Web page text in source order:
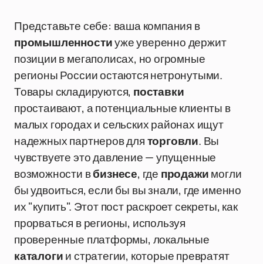
Представьте себе: ваша компания в
промышленностиуже уверенно держит
позиции в мегаполисах, но огромные
регионы России остаются нетронутыми.
Товары складируются, поставки
простаивают, а потенциальные клиенты в
малых городах и сельских районах ищут
надежных партнеров дляторговли. Вы
чувствуете это давление — упущенные
возможности вбизнесе, где продажимогли
бы удвоиться, если бы вы знали, где именно
их "купить". Этот пост раскроет секреты, как
прорваться в регионы, используя
проверенные платформы, локальные
каталогии стратегии, которые превратят